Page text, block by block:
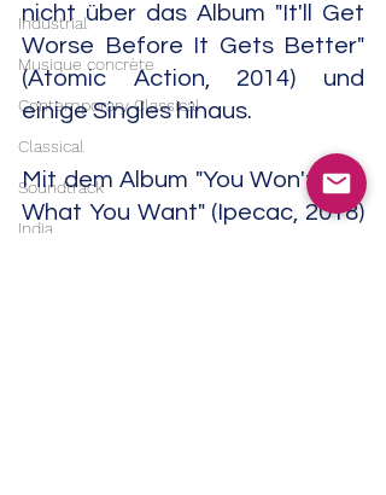
Industrial
Musique concrète
Contemporary Classical
Classical
Soundtrack
India
nicht über das Album "It'll Get
Worse Before It Gets Better"
(Atomic Action, 2014) und
einige Singles hinaus.
Mit dem Album "You Won't Get
What You Want" (Ipecac, 2018)